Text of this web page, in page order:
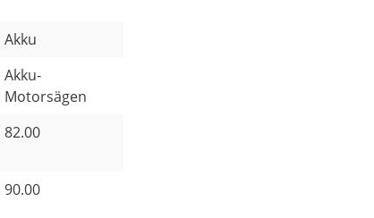
Akku
Akku-
Motorsägen
82.00
90.00